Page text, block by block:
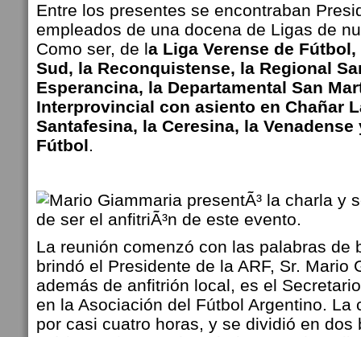
Entre los presentes se encontraban
empleados de una docena de Ligas de
Como ser, de la Liga Verense de
Sud, la Reconquistense, la Regional
Esperancina, la Departamental San
Interprovincial con asiento en Chañar
Santafesina, la Ceresina, la Venadense
Fútbol.
La reunión comenzó con las palabras de
brindó el Presidente de la ARF, Sr. Mario
además de anfitrión local, es el
en la Asociación del Fútbol Argentino. La
por casi cuatro horas, y se dividió en dos